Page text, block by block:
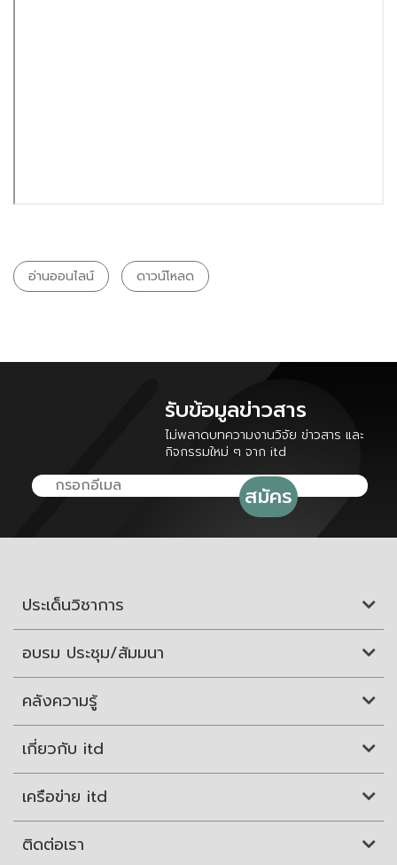
อ่านออนไลน์ ดาวน์โหลด
รับข้อมูลข่าวสาร
ไม่พลาดบทความงานวิจัย ข่าวสาร และ
กิจกรรมใหม่ ๆ จาก itd
ประเด็นวิชาการ
อบรม ประชุม/สัมมนา
คลังความรู้
เกี่ยวกับ itd
เครือข่าย itd
ติดต่อเรา